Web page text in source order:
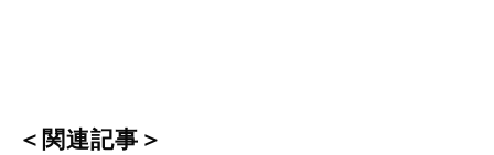
＜関連記事＞